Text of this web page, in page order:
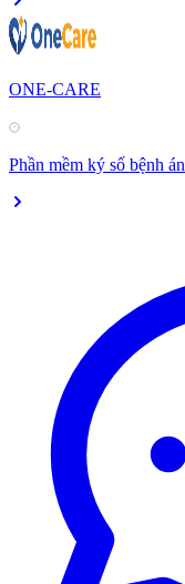
ONE-CARE
Phần mềm ký số bệnh án